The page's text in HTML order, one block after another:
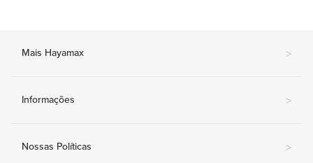
Mais Hayamax >
Informações >
Nossas Políticas >